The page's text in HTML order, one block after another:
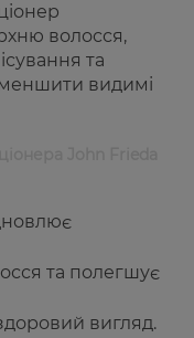
волосся,
та
видимі
та полегшує
вигляд.